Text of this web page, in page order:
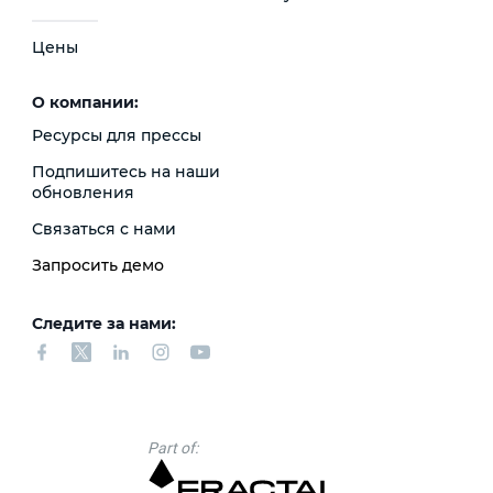
Цены
О компании:
Ресурсы для прессы
Подпишитесь на наши
обновления
Связаться с нами
Запросить демо
Следите за нами:
Part of: